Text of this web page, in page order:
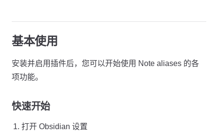
基本使用
安装并启用插件后，您可以开始使用 Note aliases 的各
项功能。
快速开始
打开 Obsidian 设置